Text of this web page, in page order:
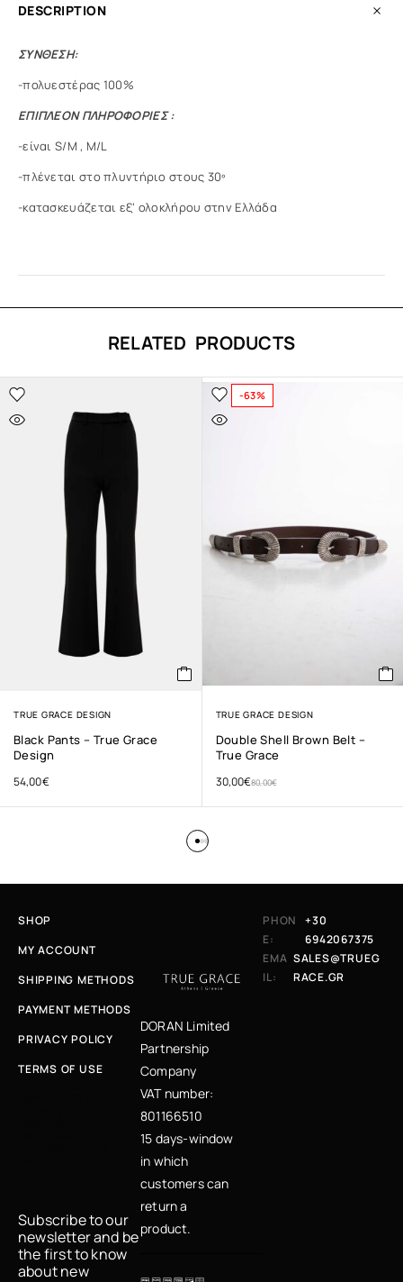
DESCRIPTION
ΣΥΝΘΕΣΗ:
-πολυεστέρας 100%
ΕΠΙΠΛΕΟΝ ΠΛΗΡΟΦΟΡΙΕΣ :
-είναι S/M , M/L
-πλένεται στο πλυντήριο στους 30º
-κατασκευάζεται εξ’ ολοκλήρου στην Ελλάδα
RELATED PRODUCTS
TRUE GRACE DESIGN
Black Pants – True Grace
Design
54,00€
TRUE GRACE DESIGN
Double Shell Brown Belt –
True Grace
80,00€
30,00€
-63%
SHOP
MY ACCOUNT
SHIPPING METHODS
PAYMENT METHODS
PRIVACY POLICY
TERMS OF USE
Subscribe to our
newsletter and be
the first to know
about new
DORAN Limited
Partnership
Company
VAT number:
801166510
15 days-window
in which
customers can
return a
product.
PHON
E:
+30
6942067375
EMA
IL:
SALES@TRUEG
RACE.GR